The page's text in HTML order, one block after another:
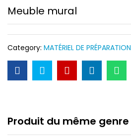
Meuble mural
Category: MATÉRIEL DE PRÉPARATION
Produit du même genre